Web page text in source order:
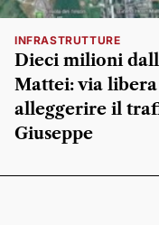
INFRASTRUTTURE
Dieci milioni
Mattei: via
alleggerire il
Giuseppe